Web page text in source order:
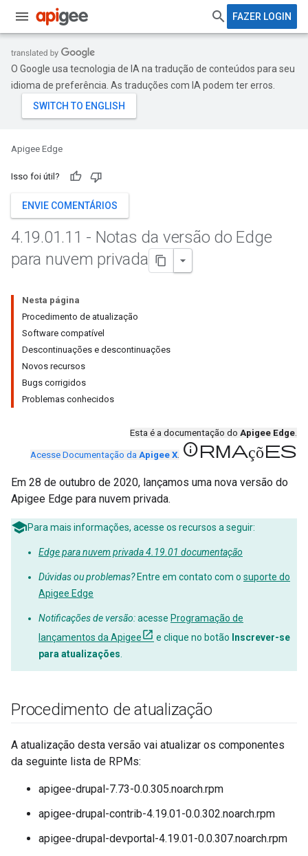
FAZER LOGIN
O Google usa tecnologia de IA na tradução de conteúdos para seu
idioma de preferência. As traduções com IA podem ter erros.
Apigee Edge
Isso foi útil?
ENVIE COMENTÁRIOS
4.19.01.11 - Notas da versão do Edge
para nuvem privada
Nesta página
Procedimento de atualização
Software compatível
Descontinuações e descontinuações
Novos recursos
Bugs corrigidos
Problemas conhecidos
Esta é a documentação do Apigee Edge.
Acesse Documentação da Apigee X. informações
Em 28 de outubro de 2020, lançamos uma nova versão do
Apigee Edge para nuvem privada.
Para mais informações, acesse os recursos a seguir:
Edge para nuvem privada 4.19.01 documentação
Dúvidas ou problemas?Entre em contato com o suporte do
Apigee Edge
Notificações de versão:acesse Programação de
lançamentos da Apigee
e clique no botão Inscrever-se
para atualizações
Procedimento de atualização
A atualização desta versão vai atualizar os componentes
da seguinte lista de RPMs:
apigee-drupal-7.73-0.0.305.noarch.rpm
apigee-drupal-contrib-4.19.01-0.0.302.noarch.rpm
apigee-drupal-devportal-4.19.01-0.0.307.noarch.rpm